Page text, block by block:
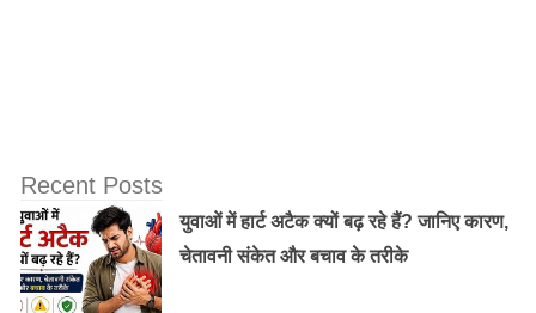
Recent Posts
युवाओं में हार्ट अटैक क्यों बढ़ रहे हैं? जानिए कारण,
चेतावनी संकेत और बचाव के तरीके